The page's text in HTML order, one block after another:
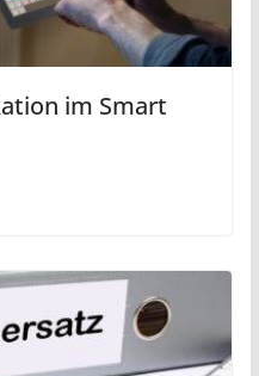
im Smart